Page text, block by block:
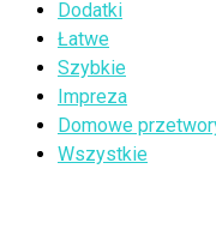
Dodatki
Łatwe
Szybkie
Impreza
Domowe
Wszystkie